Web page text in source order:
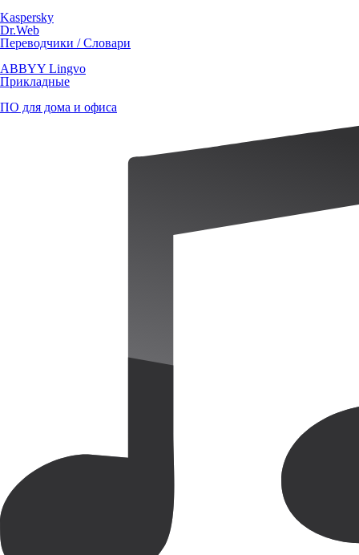
Kaspersky
Dr.Web
Переводчики / Словари
ABBYY Lingvo
Прикладные
ПО для дома и офиса